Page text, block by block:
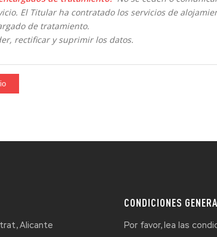
El Titular ha contratado los servicios de
de tratamiento.
rectificar y suprimir los datos.
Alicante
CONDICIONES
Por favor, lea las